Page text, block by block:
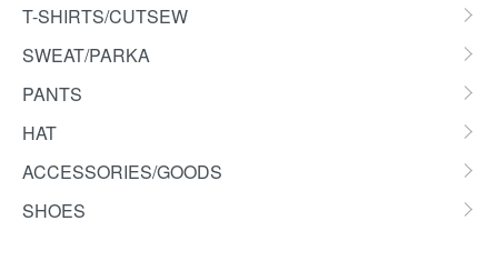
T-SHIRTS/CUTSEW
SWEAT/PARKA
PANTS
HAT
ACCESSORIES/GOODS
SHOES